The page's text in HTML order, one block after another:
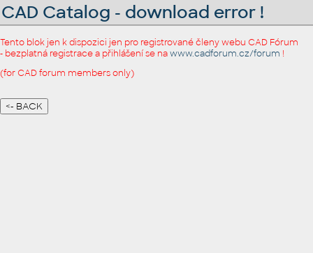
CAD Catalog - download error !
Tento blok jen k dispozici jen pro registrované členy webu CAD Fórum
- bezplatná registrace a přihlášení se nawww.cadforum.cz/forum !
(for CAD forum members only)